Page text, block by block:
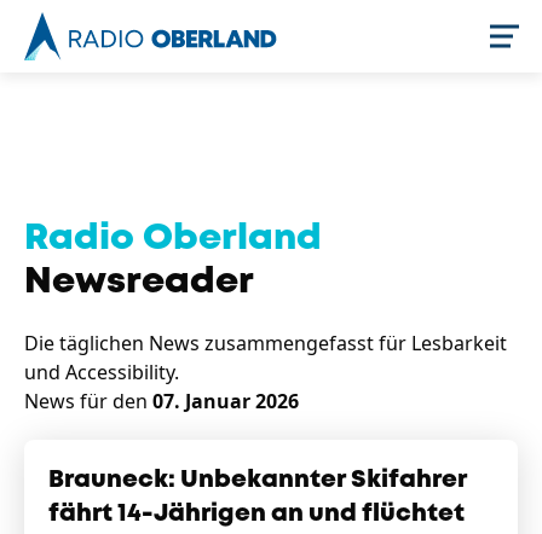
Newsreader
Radio Oberland
Newsreader
Die täglichen News zusammengefasst für Lesbarkeit
und Accessibility.
News für den 07. Januar 2026
Brauneck: Unbekannter Skifahrer
fährt 14-Jährigen an und flüchtet